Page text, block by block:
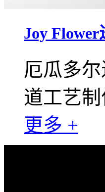
Joy
厄瓜多
道工艺
更多 +